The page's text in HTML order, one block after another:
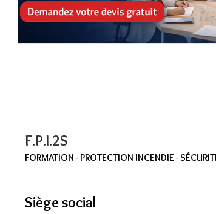
F.P.I.2S
FORMATION - PROTECTION INCENDIE -
Siège social